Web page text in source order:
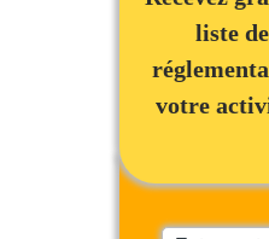
liste
votre